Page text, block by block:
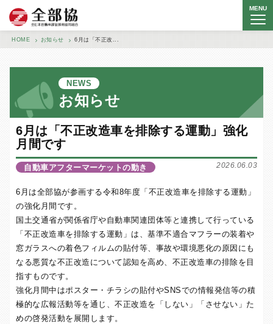
MENU
全日本自動車部品卸商協同組合
HOME お知らせ 6月は「不正改...
NEWS
お知らせ
6月は「不正改造車を排除する運動」強化
月間です
2026.06.03
自動車アフターマーケットの動き
6月は全部協が参画する令和8年度「不正改造車を排除する運動」
の強化月間です。
国土交通省が関係省庁や自動車関連団体等と連携して行っている
「不正改造車を排除する運動」は、基準不適合マフラーの装着や
窓ガラスへの着色フィルムの貼付等、事故や環境悪化の原因にも
なる悪質な不正改造について認知を高め、不正改造車の排除を目
指すものです。
強化月間中はポスター・チラシの貼付やSNSでの情報発信等の積
極的な広報活動等を通じ、不正改造を「しない」「させない」た
めの啓発活動を展開します。